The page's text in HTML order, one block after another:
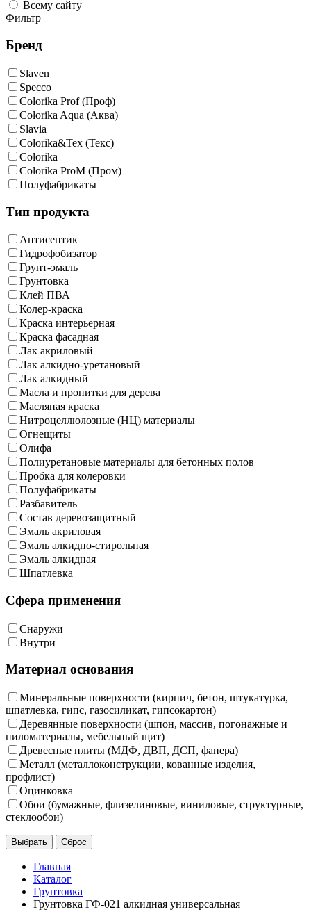
Всему сайту
Фильтр
Бренд
Slaven
Specco
Colorika Prof (Проф)
Colorika Aqua (Аква)
Slavia
Colorika&Tex (Текс)
Colorika
Colorika ProM (Пром)
Полуфабрикаты
Тип продукта
Антисептик
Гидрофобизатор
Грунт-эмаль
Грунтовка
Клей ПВА
Колер-краска
Краска интерьерная
Краска фасадная
Лак акриловый
Лак алкидно-уретановый
Лак алкидный
Масла и пропитки для дерева
Масляная краска
Нитроцеллюлозные (НЦ) материалы
Огнещиты
Олифа
Полиуретановые материалы для бетонных полов
Пробка для колеровки
Полуфабрикаты
Разбавитель
Состав деревозащитный
Эмаль акриловая
Эмаль алкидно-стирольная
Эмаль алкидная
Шпатлевка
Сфера применения
Снаружи
Внутри
Материал основания
Минеральные поверхности (кирпич, бетон, штукатурка,
шпатлевка, гипс, газосиликат, гипсокартон)
Деревянные поверхности (шпон, массив, погонажные и
пиломатериалы, мебельный щит)
Древесные плиты (МДФ, ДВП, ДСП, фанера)
Металл (металлоконструкции, кованные изделия,
профлист)
Оцинковка
Обои (бумажные, флизелиновые, виниловые, структурные,
стеклообои)
Главная
Каталог
Грунтовка
Грунтовка ГФ-021 алкидная универсальная